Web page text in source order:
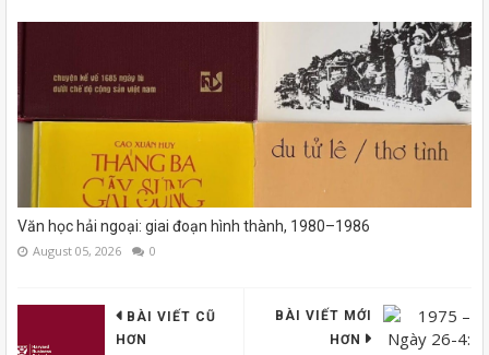
Văn học hải ngoại: giai đoạn hình thành, 1980–1986
August 05, 2026 0
BÀI VIẾT MỚI
HƠN
BÀI VIẾT CŨ
HƠN